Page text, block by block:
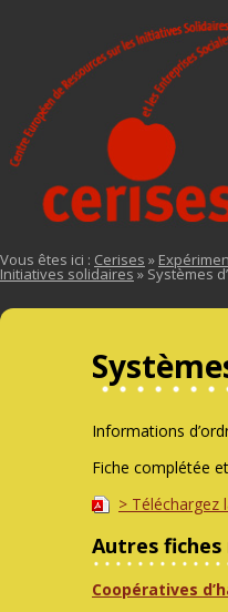
Vous êtes ici : Cerises »
Initiatives solidaires» Systèmes
Informations
Fiche complétée
> Téléchargez
Autres fiches
Coopératives